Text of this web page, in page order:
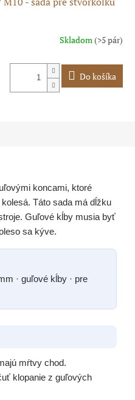
Skladom(>5 pár)
Do košíka
koncami, ktoré
Táto sada má dĺžku
Guľové kĺby musia byť
sa kýve.
· guľové kĺby · pre
mŕtvy chod.
klopanie z guľových